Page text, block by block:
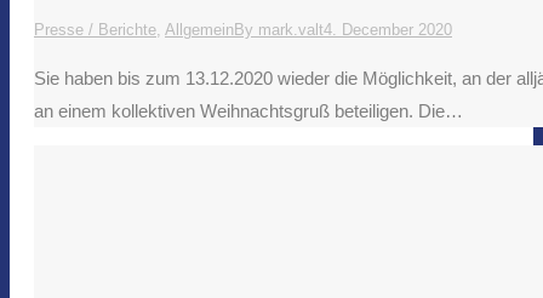
Presse / Berichte, AllgemeinBy mark.valt4. December 2020
Sie haben bis zum 13.12.2020 wieder die Möglichkeit, an der
an einem kollektiven Weihnachtsgruß beteiligen. Die…